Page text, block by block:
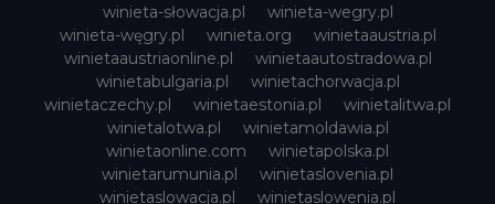
winieta-słowacja.pl
winieta-wegry.pl
winieta-węgry.pl
winieta.org
winietaaustria.pl
winietaaustriaonline.pl
winietaautostradowa.pl
winietabulgaria.pl
winietachorwacja.pl
winietaczechy.pl
winietaestonia.pl
winietalitwa.pl
winietalotwa.pl
winietamoldawia.pl
winietaonline.com
winietapolska.pl
winietarumunia.pl
winietaslovenia.pl
winietaslowacja.pl
winietaslowenia.pl